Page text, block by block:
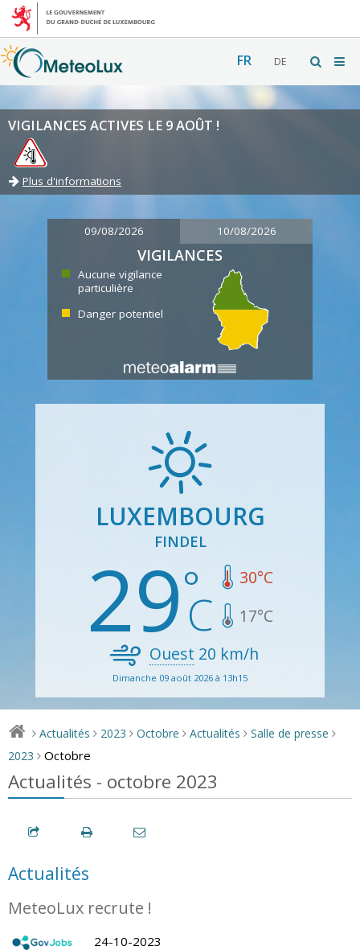
FR DE
VIGILANCES ACTIVES LE 9 AOÛT !
Plus d'informations
09/08/2026 10/08/2026
VIGILANCES
Aucune vigilance
particulière
Danger potentiel
LUXEMBOURG
FINDEL
29 30°C
17°C
Ouest 20 km/h
Dimanche 09 août 2026 à 13h15
> Actualités > 2023 > Octobre > Actualités > Salle de presse >
2023 > Octobre
Actualités - octobre 2023
Actualités
MeteoLux recrute !
24-10-2023